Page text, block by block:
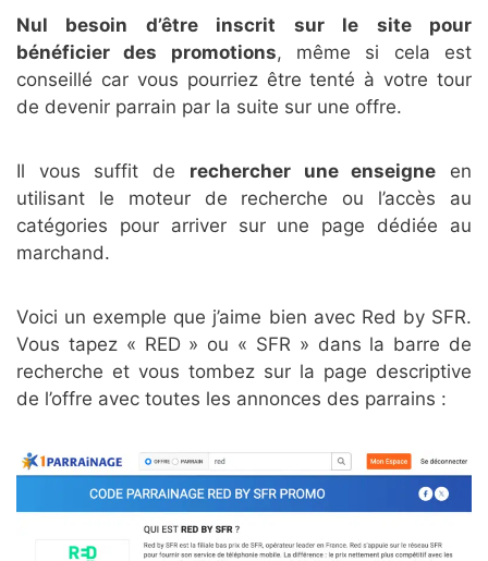
Nul besoin d’être inscrit sur le site pour
bénéficier des promotions, même si cela est
conseillé car vous pourriez être tenté à votre tour
de devenir parrain par la suite sur une offre.
Il vous suffit de rechercher une enseigne en
utilisant le moteur de recherche ou l’accès au
catégories pour arriver sur une page dédiée au
marchand.
Voici un exemple que j’aime bien avec Red by SFR.
Vous tapez « RED » ou « SFR » dans la barre de
recherche et vous tombez sur la page descriptive
de l’offre avec toutes les annonces des parrains :